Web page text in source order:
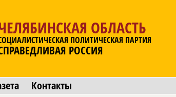
ОБЛАСТЬ
ПОЛИТИЧЕСКАЯ ПАРТИЯ
РОССИЯ
Контакты